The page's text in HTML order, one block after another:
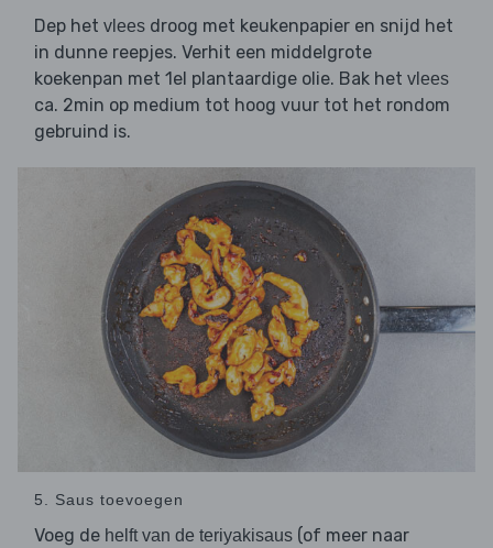
Dep het vlees droog met keukenpapier en snijd het
in dunne reepjes. Verhit een middelgrote
koekenpan met 1el plantaardige olie. Bak het vlees
ca. 2min op medium tot hoog vuur tot het rondom
gebruind is.
5. Saus toevoegen
Voeg de helft van de teriyakisaus (of meer naar